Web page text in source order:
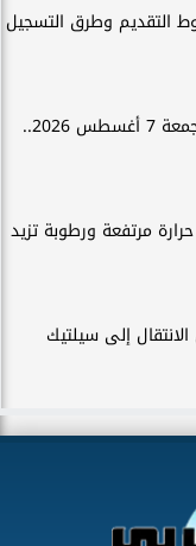
2027.. شروط التقديم وطرق التسجيل
أسعار الذهب اليوم الجمعة 7 أغسطس 2026..
مرتفعة ورطوبة تزيد
إلى سيلتيك